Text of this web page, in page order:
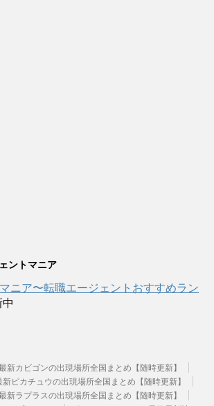
ントマニア
ニア〜転職エージェントおすすめラン
新カビゴンの出現場所全国まとめ【随時更新】
新ピカチュウの出現場所全国まとめ【随時更新】
新ラプラスの出現場所全国まとめ【随時更新】